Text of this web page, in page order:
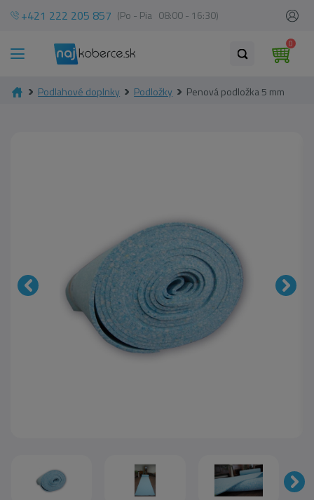
+421 222 205 857 (Po - Pia 08:00 - 16:30)
0
Podlahové doplnky Podložky Penová podložka 5 mm